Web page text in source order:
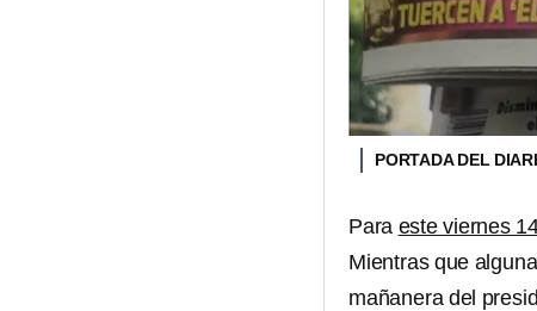
PORTADA DEL
Para este viernes
Mientras que
mañanera del